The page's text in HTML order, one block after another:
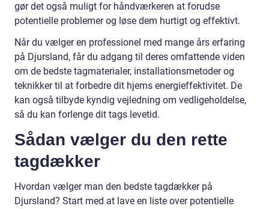
gør det også muligt for håndværkeren at forudse
potentielle problemer og løse dem hurtigt og effektivt.
Når du vælger en professionel med mange års erfaring
på Djursland, får du adgang til deres omfattende viden
om de bedste tagmaterialer, installationsmetoder og
teknikker til at forbedre dit hjems energieffektivitet. De
kan også tilbyde kyndig vejledning om vedligeholdelse,
så du kan forlenge dit tags levetid.
Sådan vælger du den rette
tagdækker
Hvordan vælger man den bedste tagdækker på
Djursland? Start med at lave en liste over potentielle